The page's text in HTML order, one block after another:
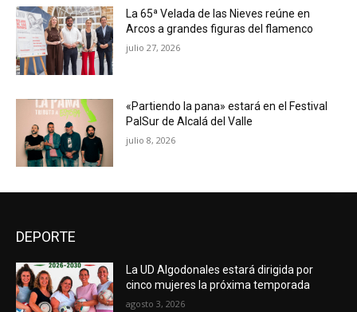
La 65ª Velada de las Nieves reúne en
Arcos a grandes figuras del flamenco
julio 27, 2026
«Partiendo la pana» estará en el Festival
PalSur de Alcalá del Valle
julio 8, 2026
DEPORTE
La UD Algodonales estará dirigida por
cinco mujeres la próxima temporada
agosto 3, 2026